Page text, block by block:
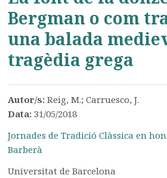
Bergman o com
una balada
tragèdia grega
Autor/s:Reig, M.; Carruesco, J.
Data:31/05/2018
Jornades de Tradició Clàssica en
Barberà
Universitat de Barcelona